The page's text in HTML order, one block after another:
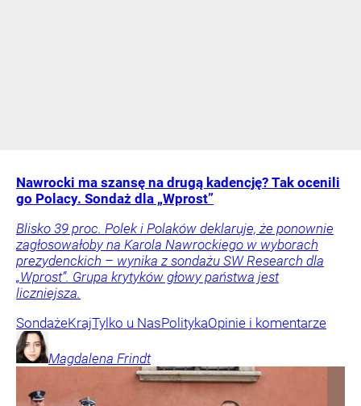
Nawrocki ma szansę na drugą kadencję? Tak ocenili
go Polacy. Sondaż dla „Wprost”
Blisko 39 proc. Polek i Polaków deklaruje, że ponownie
zagłosowałoby na Karola Nawrockiego w wyborach
prezydenckich – wynika z sondażu SW Research dla
„Wprost”. Grupa krytyków głowy państwa jest
liczniejsza.
SondażeKrajTylko u NasPolitykaOpinie i komentarze
Magdalena Frindt